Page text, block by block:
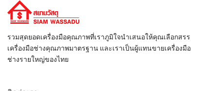
รวมสุดยอดเครื่องมือคุณภาพที่เราภูมิใจนำเสนอให้คุณเลือกสรร
เครื่องมือช่างคุณภาพมาตรฐาน และเราเป็นผู้แทนขายเครื่องมือ
ช่างรายใหญ่ของไทย